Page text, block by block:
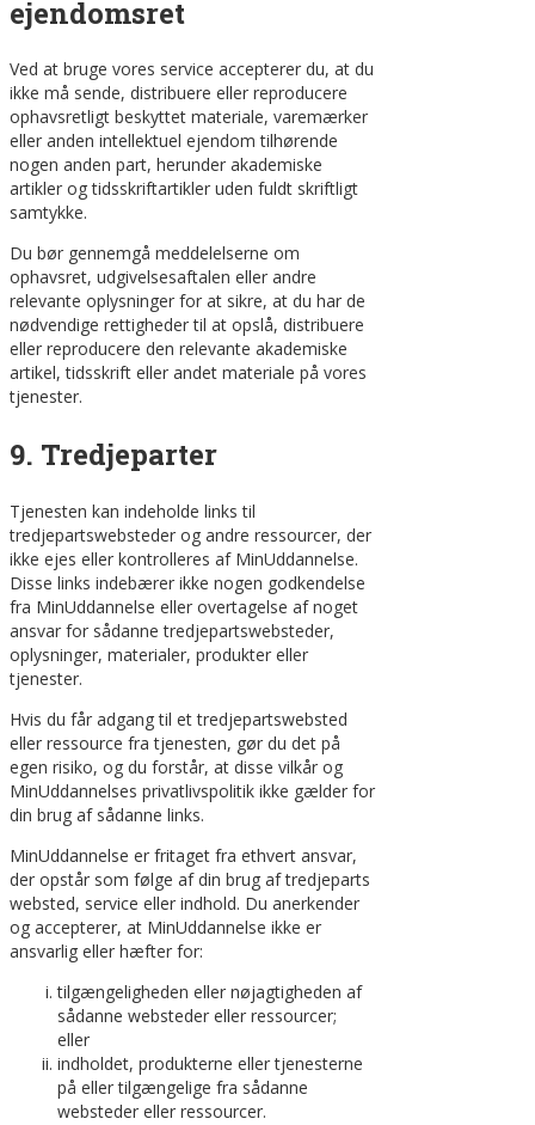
ejendomsret
Ved at bruge vores service accepterer du, at du
ikke må sende, distribuere eller reproducere
ophavsretligt beskyttet materiale, varemærker
eller anden intellektuel ejendom tilhørende
nogen anden part, herunder akademiske
artikler og tidsskriftartikler uden fuldt skriftligt
samtykke.
Du bør gennemgå meddelelserne om
ophavsret, udgivelsesaftalen eller andre
relevante oplysninger for at sikre, at du har de
nødvendige rettigheder til at opslå, distribuere
eller reproducere den relevante akademiske
artikel, tidsskrift eller andet materiale på vores
tjenester.
9. Tredjeparter
Tjenesten kan indeholde links til
tredjepartswebsteder og andre ressourcer, der
ikke ejes eller kontrolleres af MinUddannelse.
Disse links indebærer ikke nogen godkendelse
fra MinUddannelse eller overtagelse af noget
ansvar for sådanne tredjepartswebsteder,
oplysninger, materialer, produkter eller
tjenester.
Hvis du får adgang til et tredjepartswebsted
eller ressource fra tjenesten, gør du det på
egen risiko, og du forstår, at disse vilkår og
MinUddannelses privatlivspolitik ikke gælder for
din brug af sådanne links.
MinUddannelse er fritaget fra ethvert ansvar,
der opstår som følge af din brug af tredjeparts
websted, service eller indhold. Du anerkender
og accepterer, at MinUddannelse ikke er
ansvarlig eller hæfter for:
tilgængeligheden eller nøjagtigheden af
sådanne websteder eller ressourcer;
eller
indholdet, produkterne eller tjenesterne
på eller tilgængelige fra sådanne
websteder eller ressourcer.